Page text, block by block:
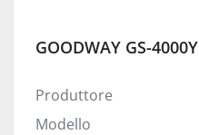
GOODWAY GS-4000Y
Produttore
Modello